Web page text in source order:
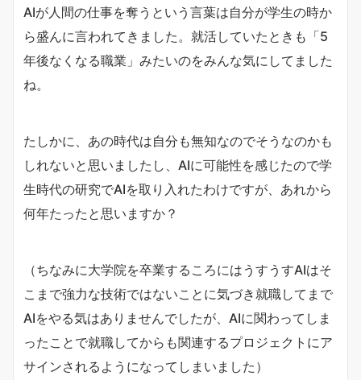
AIが人間の仕事を奪うという言葉は自分が学生の時か
ら盛んに言われてきました。就活していたときも「5
年後なくなる職業」みたいのをみんな気にしてました
ね。
たしかに、あの時代は自分も無知なのでそうなのかも
しれないと思いましたし、AIに可能性を感じたので学
生時代の研究でAIを取り入れたわけですが、あれから
何年たったと思いますか？
（ちなみに大学院を卒業するころにはうすうすAIはそ
こまで強力な技術ではないことに気づき就職してまで
AIをやる気はありませんでしたが、AIに関わってしま
ったことで就職してからも関連するプロジェクトにア
サインされるようになってしまいました）